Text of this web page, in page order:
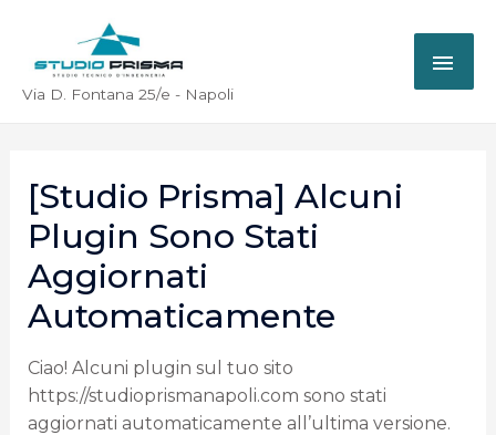
Via D. Fontana 25/e - Napoli
[Studio Prisma] Alcuni
Plugin Sono Stati
Aggiornati
Automaticamente
Ciao! Alcuni plugin sul tuo sito
https://studioprismanapoli.com sono stati
aggiornati automaticamente all’ultima versione.